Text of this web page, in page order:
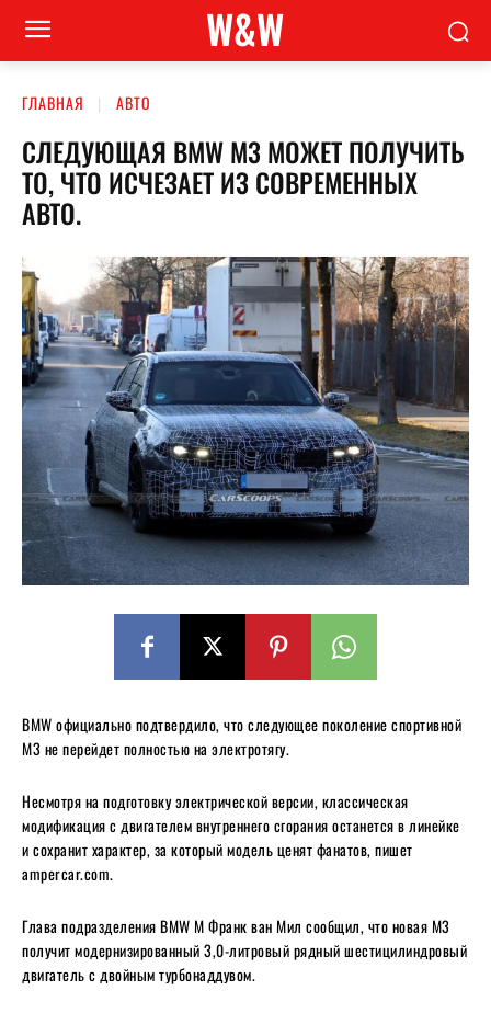
W&W
ГЛАВНАЯ АВТО
СЛЕДУЮЩАЯ BMW M3 МОЖЕТ ПОЛУЧИТЬ
ТО, ЧТО ИСЧЕЗАЕТ ИЗ СОВРЕМЕННЫХ
АВТО.
BMW официально подтвердило, что следующее поколение спортивной
M3 не перейдет полностью на электротягу.
Несмотря на подготовку электрической версии, классическая
модификация с двигателем внутреннего сгорания останется в линейке
и сохранит характер, за который модель ценят фанатов, пишет
ampercar.com.
Глава подразделения BMW M Франк ван Мил сообщил, что новая M3
получит модернизированный 3,0-литровый рядный шестицилиндровый
двигатель с двойным турбонаддувом.